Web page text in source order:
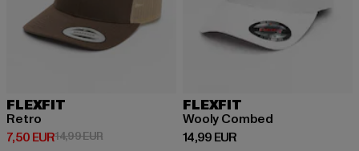
FLEXFIT
Retro
7,50 EUR
Derzeitiger Preis: 7,50 EUR
14,99 EURAktionspreis: 14,99 EUR
FLEXFIT
Wooly Combed
14,99 EUR
Derzeitiger Preis: 14,99 EUR